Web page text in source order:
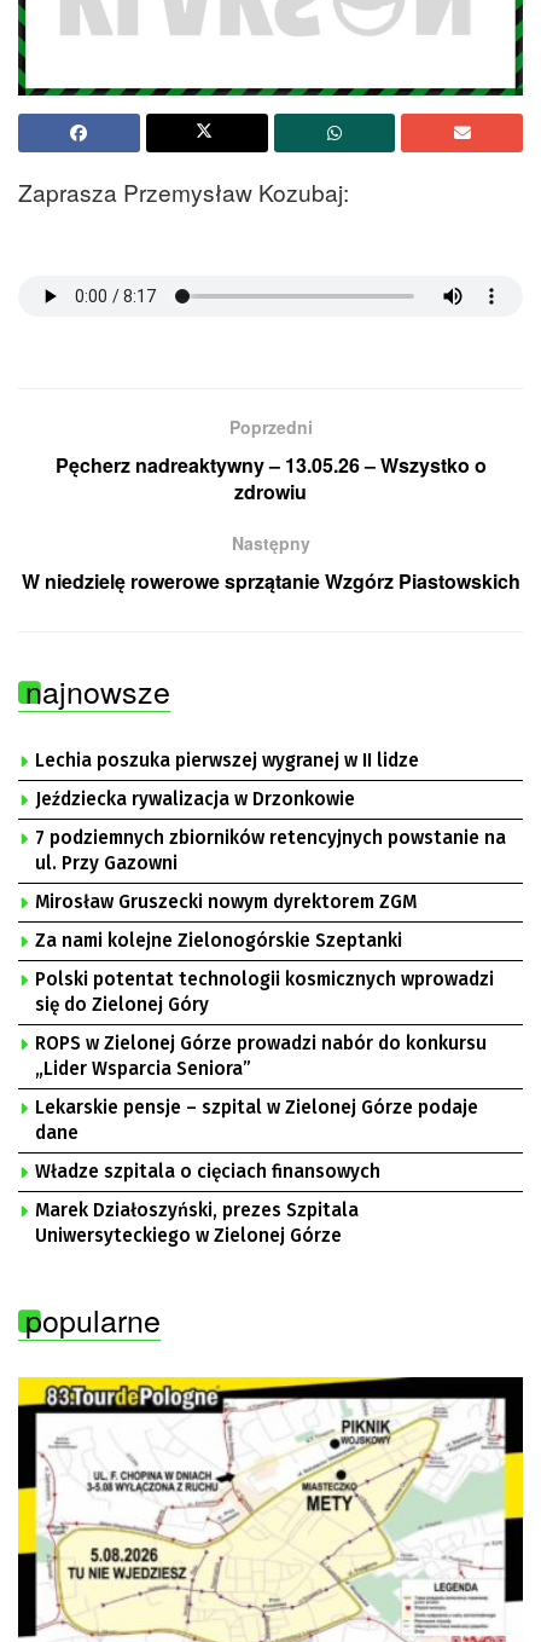
Zaprasza Przemysław Kozubaj:
Poprzedni
Pęcherz nadreaktywny – 13.05.26 – Wszystko o
zdrowiu
Następny
W niedzielę rowerowe sprzątanie Wzgórz Piastowskich
najnowsze
Lechia poszuka pierwszej wygranej w II lidze
Jeździecka rywalizacja w Drzonkowie
7 podziemnych zbiorników retencyjnych powstanie na
ul. Przy Gazowni
Mirosław Gruszecki nowym dyrektorem ZGM
Za nami kolejne Zielonogórskie Szeptanki
Polski potentat technologii kosmicznych wprowadzi
się do Zielonej Góry
ROPS w Zielonej Górze prowadzi nabór do konkursu
„Lider Wsparcia Seniora”
Lekarskie pensje – szpital w Zielonej Górze podaje
dane
Władze szpitala o cięciach finansowych
Marek Działoszyński, prezes Szpitala
Uniwersyteckiego w Zielonej Górze
popularne